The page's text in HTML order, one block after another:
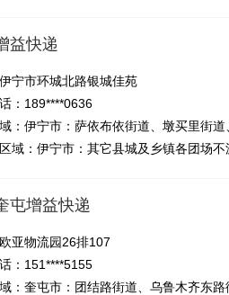
益快递
宁市环城北路银城佳苑
：189****0636
：伊宁市：萨依布依街道、墩买里街
域：伊宁市：其它县城及乡镇各团场不
屯增益快递
亚物流园26排107
：151****5155
：奎屯市：团结路街道、乌鲁木齐东